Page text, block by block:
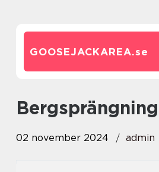
GOOSEJACKAREA.se
Bergsprängning
02 november 2024 admin